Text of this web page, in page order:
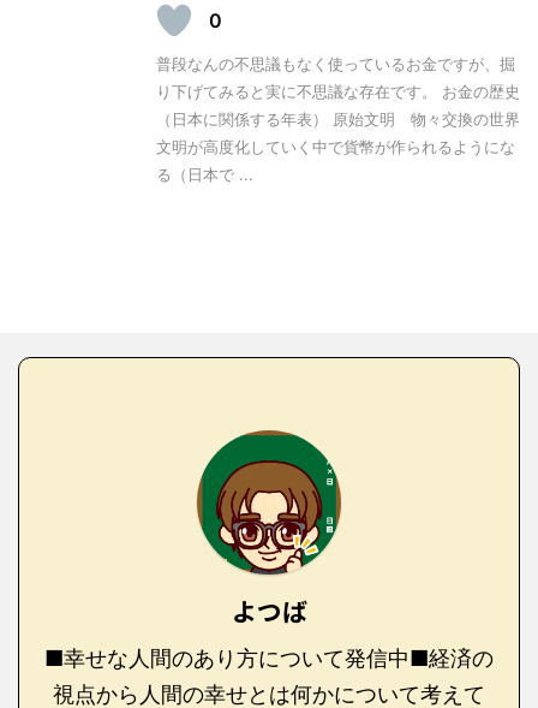
0
普段なんの不思議もなく使っているお金ですが、掘
り下げてみると実に不思議な存在です。 お金の歴史
（日本に関係する年表） 原始文明 物々交換の世界
文明が高度化していく中で貨幣が作られるようにな
る（日本で ...
よつば
■幸せな人間のあり方について発信中■経済の
視点から人間の幸せとは何かについて考えて